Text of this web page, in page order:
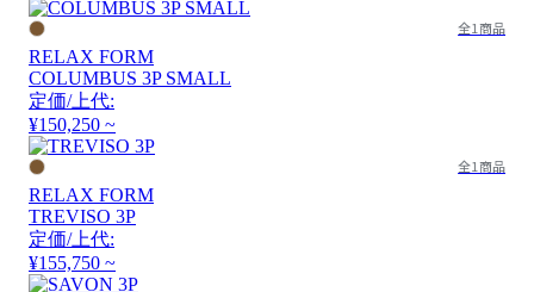
全1商品
RELAX FORM
COLUMBUS 3P SMALL
定価/上代:
¥150,250 ~
全1商品
RELAX FORM
TREVISO 3P
定価/上代:
¥155,750 ~